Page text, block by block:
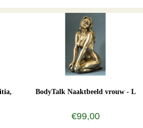
BodyTalk Naaktbeeld vrouw - L
€99,00